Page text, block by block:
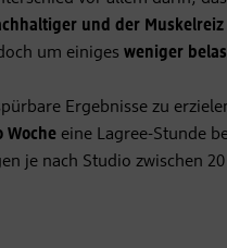
und der
um einiges weniger
Ergebnisse zu
Woche eine Lagree-Stunde
je nach Studio zwischen